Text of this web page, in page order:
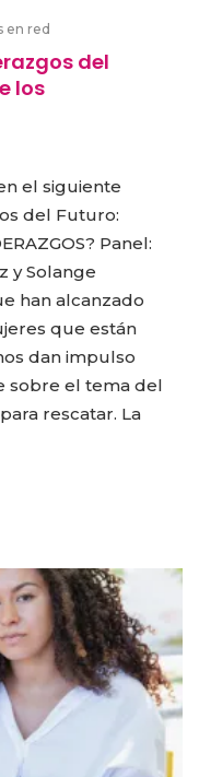
en red
del
los
el siguiente
del Futuro:
Panel:
y Solange
han alcanzado
que están
dan impulso
sobre el tema del
rescatar. La